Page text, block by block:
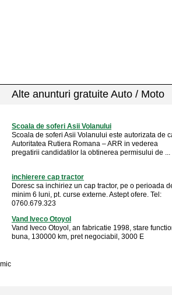
Alte anunturi gratuite Auto / Moto
Scoala de soferi Asii Volanului
Scoala de soferi Asii Volanului este autorizata de
Autoritatea Rutiera Romana – ARR in vederea
pregatirii candidatilor la obtinerea permisului de ...
inchierere cap tractor
Doresc sa inchiriez un cap tractor, pe o perioada
minim 6 luni, pt. curse externe. Astept ofere. Tel:
0760.679.323
Vand Iveco Otoyol
Vand Iveco Otoyol, an fabricatie 1998, stare
buna, 130000 km, pret negociabil, 3000 E
mic